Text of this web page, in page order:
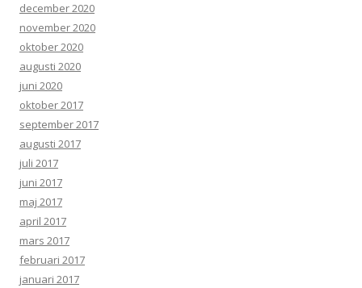
december 2020
november 2020
oktober 2020
augusti 2020
juni 2020
oktober 2017
september 2017
augusti 2017
juli 2017
juni 2017
maj 2017
april 2017
mars 2017
februari 2017
januari 2017